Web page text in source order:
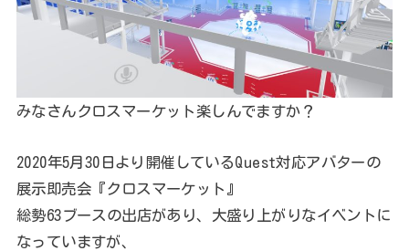
みなさんクロスマーケット楽しんでますか？
2020年5月30日より開催しているQuest対応アバターの
展示即売会『クロスマーケット』
総勢63ブースの出店があり、大盛り上がりなイベントに
なっていますが、